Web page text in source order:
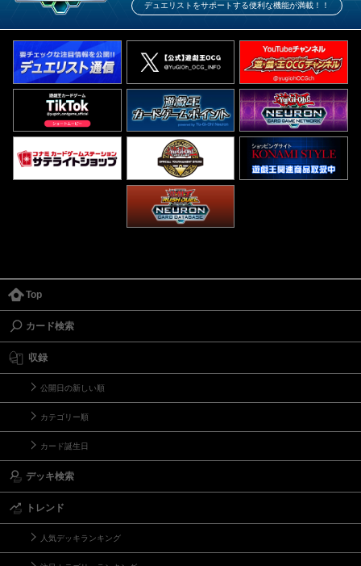
デュエリストをサポートする便利な機能が満載！！
Top
カード検索
収録
公開日の新しい順
カテゴリー順
カード誕生日
デッキ検索
トレンド
人気デッキランキング